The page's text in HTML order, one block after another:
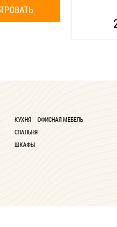
КУХНЯ
СПАЛЬНЯ
ШКАФЫ
ОФИСНАЯ МЕБЕЛЬ